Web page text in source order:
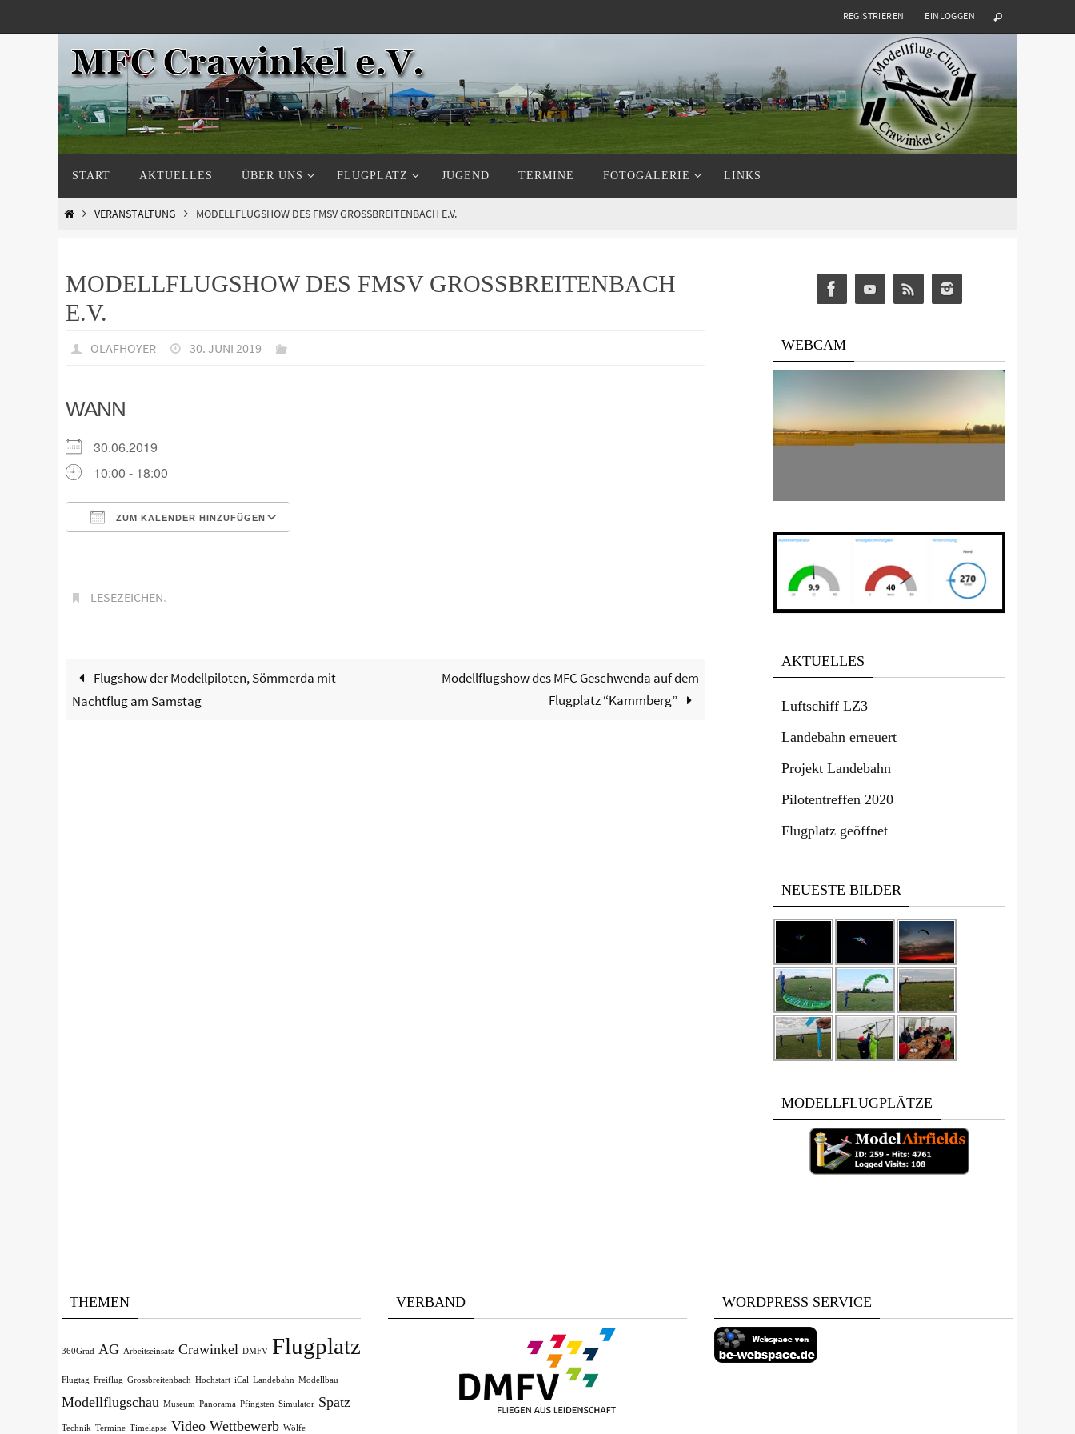
Inhalt
REGISTRIEREN EINLOGGEN
Inhalt
springen
START AKTUELLES ÜBER UNS FLUGPLATZ JUGEND TERMINE FOTOGALERIE LINKS
STARTVERANSTALTUNG MODELLFLUGSHOW DES FMSV GROSSBREITENBACH E.V.
MODELLFLUGSHOW DES FMSV GROSSBREITENBACH E
.V.
OLAFHOYER 30. JUNI 2019
WANN
30.06.2019
10:00 - 18:00
ZUM KALENDER HINZUFÜGEN
Office 365 Outlook Live
LESEZEICHEN.
Flugshow der Modellpiloten, Sömmerda mit
Nachtflug am Samstag
Modellflugshow des MFC Geschwenda auf dem
Flugplatz “Kammberg”
WEBCAM
AKTUELLES
Luftschiff LZ3
Landebahn erneuert
Projekt Landebahn
Pilotentreffen 2020
Flugplatz geöffnet
NEUESTE BILDER
MODELLFLUGPLÄTZE
THEMEN
360Grad AG Arbeitseinsatz Crawinkel DMFV Flugplatz
Flugtag Freiflug Grossbreitenbach Hochstart iCal Landebahn Modellbau
Modellflugschau Museum Panorama Pfingsten Simulator Spatz
Technik Termine Timelapse Video Wettbewerb Wölfe
VERBAND WORDPRESS SERVICE